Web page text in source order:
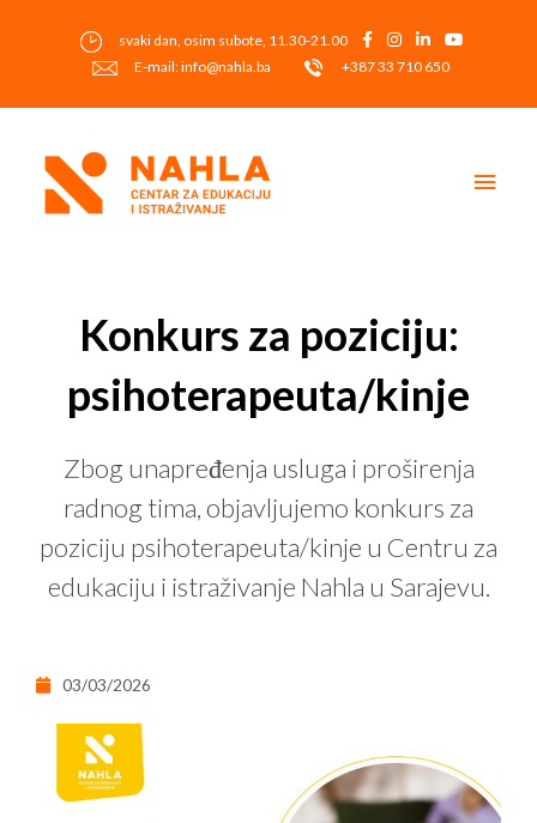
svaki dan, osim subote, 11.30-21.00
E-mail: info@nahla.ba
+387 33 710 650
Konkurs za poziciju:
psihoterapeuta/kinje
Zbog unapređenja usluga i proširenja
radnog tima, objavljujemo konkurs za
poziciju psihoterapeuta/kinje u Centru za
edukaciju i istraživanje Nahla u Sarajevu.
03/03/2026